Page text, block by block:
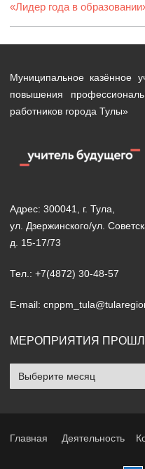
«Лидер года в
Муниципальное казённое
повышения
работников города Тулы»
Адрес: 300041, г. Тула,
ул. Дзержинского/ул.
д. 15-17/73
Тел.: +7(4872) 30-48-57
E-mail:
МЕРОПРИЯТИЯ
Мероприятия
прошлых
Главная Деятельность